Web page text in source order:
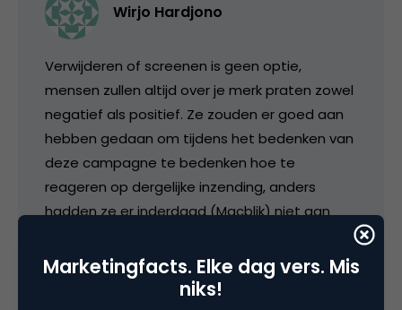
Wirjo Hardjono
Verwijderen of screenen is geen optie,
mensen zullen altijd over je merk praten zowel
negatief als positief. Ze zouden er goed aan
hebben gedaan om tijdens het bedenken van
deze campagne te bedenken hoe te
reageren op dergelijke inzending, anders
hadden ze er inderdaad (Macblik) niet aan
Dit is een mooie kans voor de gehele auto
industrie om te zien hoe verdeel de markt is
Marketingfacts. Elke dag vers. Mis
niks!